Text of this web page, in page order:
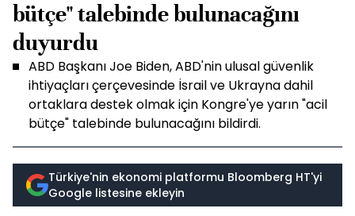
bütçe" talebinde bulunacağını
duyurdu
ABD Başkanı Joe Biden, ABD'nin ulusal güvenlik
ihtiyaçları çerçevesinde İsrail ve Ukrayna dahil
ortaklara destek olmak için Kongre'ye yarın "acil
bütçe" talebinde bulunacağını bildirdi.
Türkiye'nin ekonomi platformu Bloomberg HT'yi
Google listesine ekleyin